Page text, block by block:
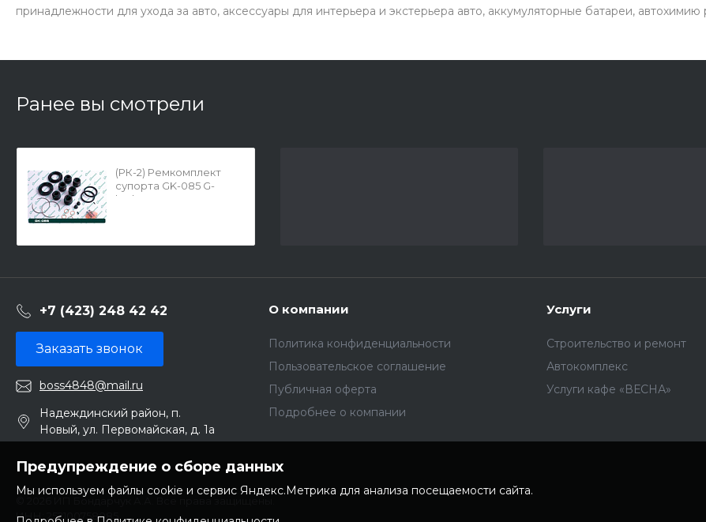
принадлежности для ухода за авто, аксессуары для интерьера и экстерьера авто, аккумуляторные батареи, автохимию
Ранее вы смотрели
(РК-2) Ремкомплект
супорта GK-085 G-
brake 04479-33040
+7 (423) 248 42 42
Заказать звонок
boss4848@mail.ru
Надеждинский район, п.
Новый, ул. Первомайская, д. 1а
О компании
Политика конфиденциальности
Пользовательское соглашение
Публичная оферта
Подробнее о компании
Услуги
Строительство и ремонт
Автокомплекс
Услуги кафе «ВЕСНА»
© 2026 ИП Бондарчук А.А. Все права защищены.
ИНН: 252100758085
Предупреждение о сборе данных
Мы используем файлы cookie и сервис Яндекс.Метрика для анализа посещаемости сайта.